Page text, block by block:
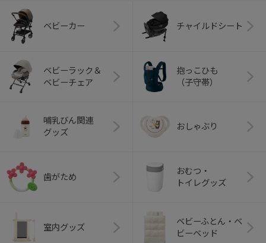
ベビーカー チャイルドシート
ベビーラック＆
ベビーチェア
抱っこひも
（子守帯）
哺乳びん関連
グッズ
おしゃぶり
歯がため
おむつ・
トイレグッズ
室内グッズ
ベビーふとん・ベ
ビーベッド